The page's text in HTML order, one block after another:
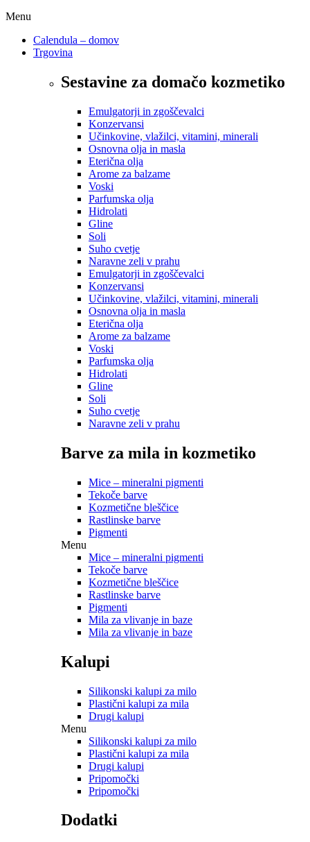
Menu
Calendula – domov
Trgovina
Sestavine za domačo kozmetiko
Emulgatorji in zgoščevalci
Konzervansi
Učinkovine, vlažilci, vitamini, minerali
Osnovna olja in masla
Eterična olja
Arome za balzame
Voski
Parfumska olja
Hidrolati
Gline
Soli
Suho cvetje
Naravne zeli v prahu
Emulgatorji in zgoščevalci
Konzervansi
Učinkovine, vlažilci, vitamini, minerali
Osnovna olja in masla
Eterična olja
Arome za balzame
Voski
Parfumska olja
Hidrolati
Gline
Soli
Suho cvetje
Naravne zeli v prahu
Barve za mila in kozmetiko
Mice – mineralni pigmenti
Tekoče barve
Kozmetične bleščice
Rastlinske barve
Pigmenti
Menu
Mice – mineralni pigmenti
Tekoče barve
Kozmetične bleščice
Rastlinske barve
Pigmenti
Mila za vlivanje in baze
Mila za vlivanje in baze
Kalupi
Silikonski kalupi za milo
Plastični kalupi za mila
Drugi kalupi
Menu
Silikonski kalupi za milo
Plastični kalupi za mila
Drugi kalupi
Pripomočki
Pripomočki
Dodatki